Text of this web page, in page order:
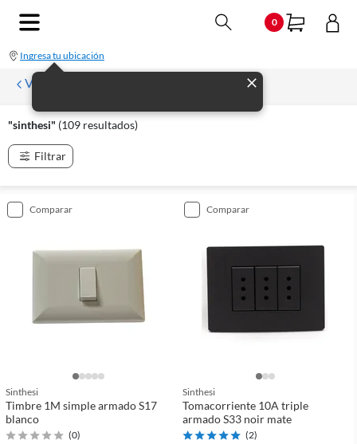
0
Ingresa tu ubicación
Volver
"sinthesi" (109 resultados)
Filtrar
comparar
Sinthesi
Timbre 1M simple armado S17
blanco
(0)
comparar
Sinthesi
Tomacorriente 10A triple
armado S33 noir mate
(2)